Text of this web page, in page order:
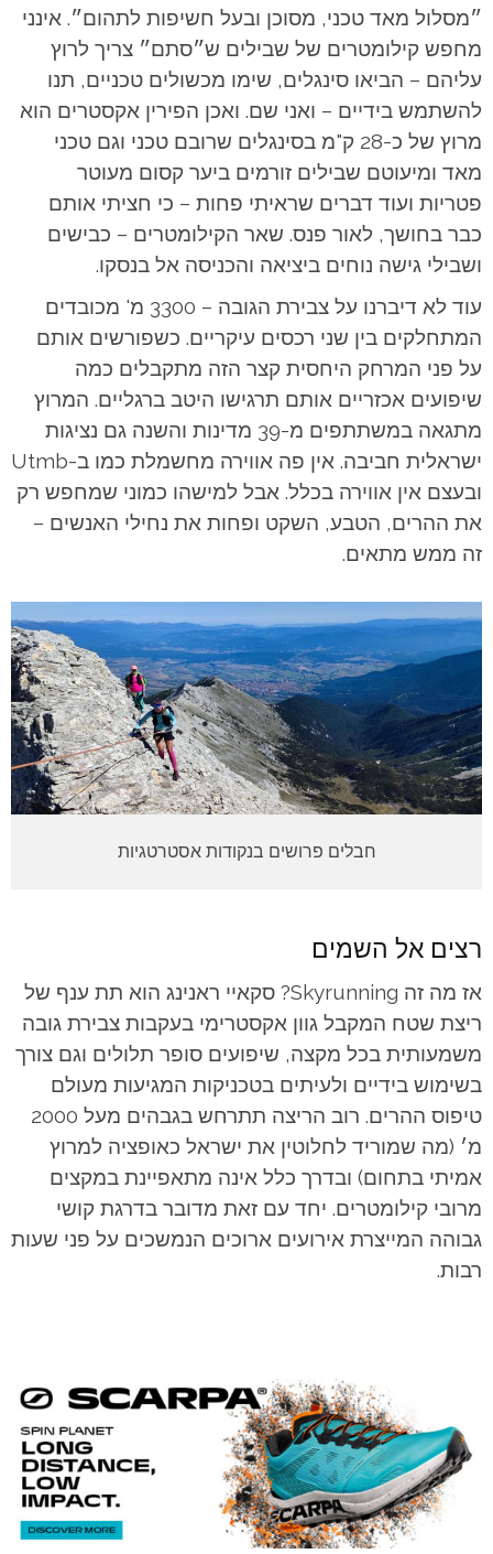
״מסלול מאד טכני, מסוכן ובעל חשיפות לתהום״. אינני
מחפש קילומטרים של שבילים ש״סתם״ צריך לרוץ
עליהם – הביאו סינגלים, שימו מכשולים טכניים, תנו
להשתמש בידיים – ואני שם. ואכן הפירין אקסטרים הוא
מרוץ של כ-28 ק"מ בסינגלים שרובם טכני וגם טכני
מאד ומיעוטם שבילים זורמים ביער קסום מעוטר
פטריות ועוד דברים שראיתי פחות – כי חציתי אותם
כבר בחושך, לאור פנס. שאר הקילומטרים – כבישים
ושבילי גישה נוחים ביציאה והכניסה אל בנסקו.
עוד לא דיברנו על צבירת הגובה – 3300 מ' מכובדים
המתחלקים בין שני רכסים עיקריים. כשפורשים אותם
על פני המרחק היחסית קצר הזה מתקבלים כמה
שיפועים אכזריים אותם תרגישו היטב ברגליים. המרוץ
מתגאה במשתתפים מ-39 מדינות והשנה גם נציגות
ישראלית חביבה. אין פה אווירה מחשמלת כמו ב-Utmb
ובעצם אין אווירה בכלל. אבל למישהו כמוני שמחפש רק
את ההרים, הטבע, השקט ופחות את נחילי האנשים –
זה ממש מתאים.
חבלים פרושים בנקודות אסטרטגיות
רצים אל השמים
אז מה זה Skyrunning? סקאיי ראנינג הוא תת ענף של
ריצת שטח המקבל גוון אקסטרימי בעקבות צבירת גובה
משמעותית בכל מקצה, שיפועים סופר תלולים וגם צורך
בשימוש בידיים ולעיתים בטכניקות המגיעות מעולם
טיפוס ההרים. רוב הריצה תתרחש בגבהים מעל 2000
מ׳ (מה שמוריד לחלוטין את ישראל כאופציה למרוץ
אמיתי בתחום) ובדרך כלל אינה מתאפיינת במקצים
מרובי קילומטרים. יחד עם זאת מדובר בדרגת קושי
גבוהה המייצרת אירועים ארוכים הנמשכים על פני שעות
רבות.